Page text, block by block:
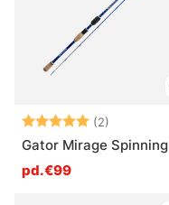
Note: (2)
Gator Mirage Spinning
pd.€99